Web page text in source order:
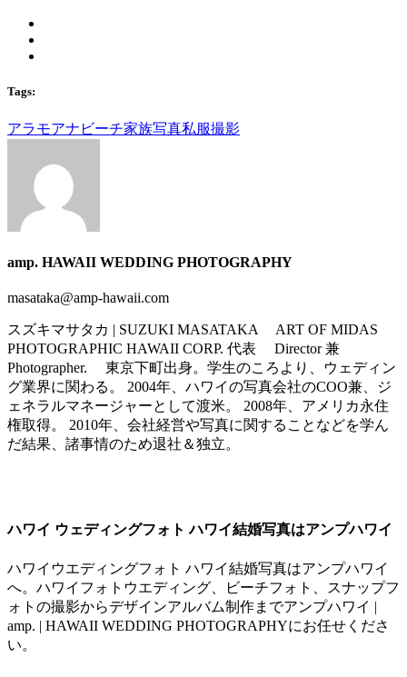
Tags:
アラモアナビーチ家族写真私服撮影
amp. HAWAII WEDDING PHOTOGRAPHY
masataka@amp-hawaii.com
スズキマサタカ | SUZUKI MASATAKA ART OF MIDAS
PHOTOGRAPHIC HAWAII CORP. 代表 Director 兼
Photographer. 東京下町出身。学生のころより、ウェディン
グ業界に関わる。 2004年、ハワイの写真会社のCOO兼、ジ
ェネラルマネージャーとして渡米。 2008年、アメリカ永住
権取得。 2010年、会社経営や写真に関することなどを学ん
だ結果、諸事情のため退社＆独立。
ハワイ ウェディングフォト ハワイ結婚写真はアンプハワイ
ハワイウエディングフォト ハワイ結婚写真はアンプハワイ
へ。ハワイフォトウエディング、ビーチフォト、スナップフ
ォトの撮影からデザインアルバム制作までアンプハワイ |
amp. | HAWAII WEDDING PHOTOGRAPHYにお任せくださ
い。